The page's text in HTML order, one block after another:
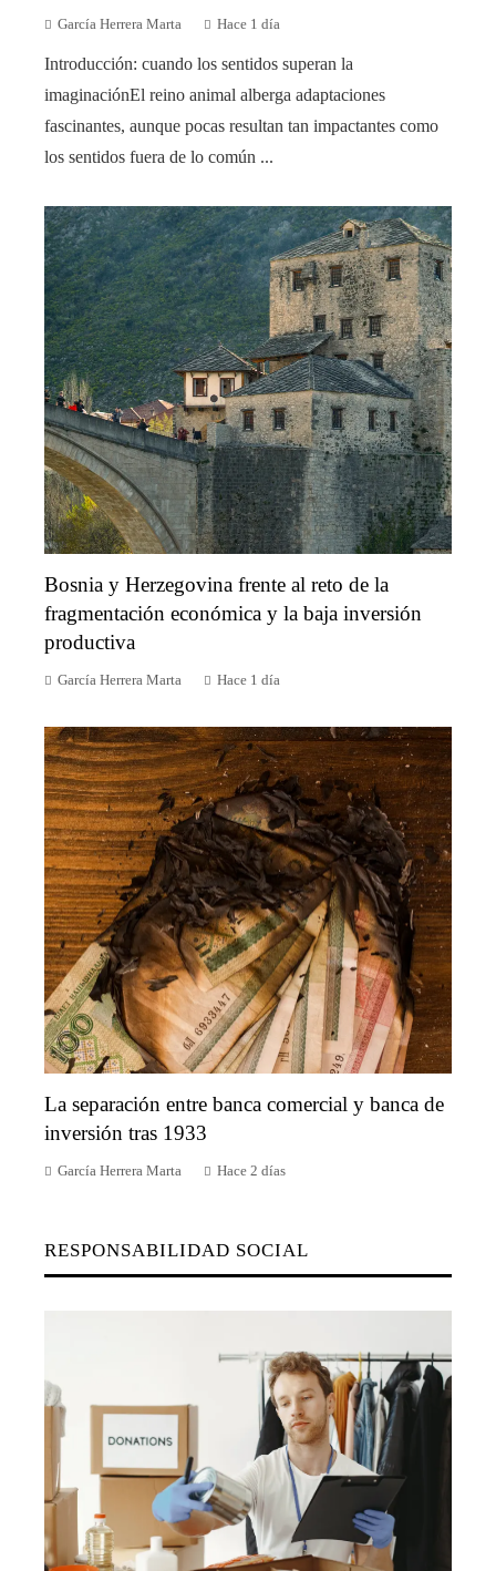
García Herrera Marta Hace 1 día
Introducción: cuando los sentidos superan la
imaginaciónEl reino animal alberga adaptaciones
fascinantes, aunque pocas resultan tan impactantes como
los sentidos fuera de lo común ...
Bosnia y Herzegovina frente al reto de la
fragmentación económica y la baja inversión
productiva
García Herrera Marta Hace 1 día
La separación entre banca comercial y banca de
inversión tras 1933
García Herrera Marta Hace 2 días
RESPONSABILIDAD SOCIAL